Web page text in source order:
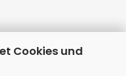
Cookies und